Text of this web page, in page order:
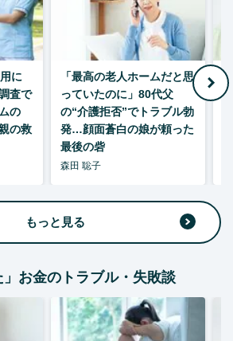
に
査で
の
の救
「最高の老人ホームだと思
っていたのに」80代父
の“介護拒否”でトラブル勃
発…顔面蒼白の娘が頼った
最後の砦
森田 聡子
もっと見る
」お金のトラブル・失敗談